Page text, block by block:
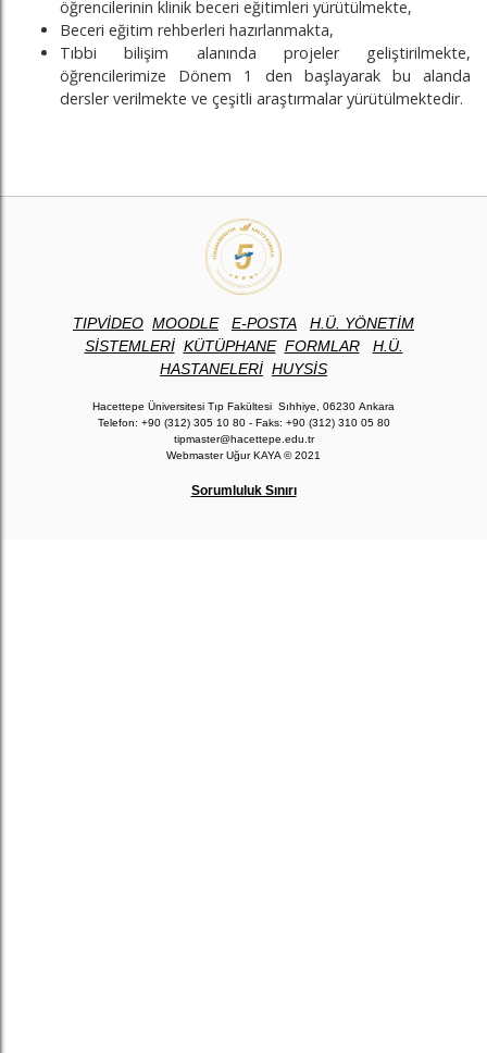
öğrencilerinin klinik beceri eğitimleri yürütülmekte,
Beceri eğitim rehberleri hazırlanmakta,
Tıbbi bilişim alanında projeler geliştirilmekte,
öğrencilerimize Dönem 1 den başlayarak bu alanda
dersler verilmekte ve çeşitli araştırmalar yürütülmektedir.
TIPVİDEO MOODLE E-POSTA
H.Ü. YÖNETİM
SİSTEMLERİ KÜTÜPHANE FORMLAR
H.Ü.
HASTANELERİ HUYSİS
Hacettepe Üniversitesi Tıp Fakültesi Sıhhiye, 06230 Ankara
Telefon: +90 (312) 305 10 80 - Faks: +90 (312) 310 05 80
tipmaster@hacettepe.edu.tr
Webmaster Uğur KAYA © 2021
Sorumluluk Sınırı